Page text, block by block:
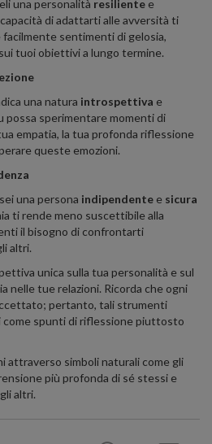
una personalità resiliente e
capacità di adattarti alle avversità ti
sentimenti di gelosia,
tuoi obiettivi a lungo termine.
una natura introspettiva e
possa sperimentare momenti di
empatia, la tua profonda riflessione
queste emozioni.
una persona indipendente e sicura
ti rende meno suscettibile alla
il bisogno di confrontarti
altri.
unica sulla tua personalità e sul
nelle tue relazioni. Ricorda che ogni
pertanto, tali strumenti
come spunti di riflessione piuttosto
attraverso simboli naturali come gli
più profonda di sé stessi e
altri.